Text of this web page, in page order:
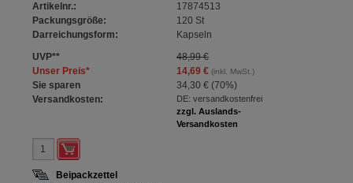
Artikelnr.:
17874513
Packungsgröße:
120 St
Darreichungsform:
Kapseln
UVP**
48,99 €
Unser Preis* 14,69 €(inkl. MwSt.)
Sie sparen 34,30 € (70%)
Versandkosten:
DE: versandkostenfrei
zzgl. Auslands-
Versandkosten
Beipackzettel